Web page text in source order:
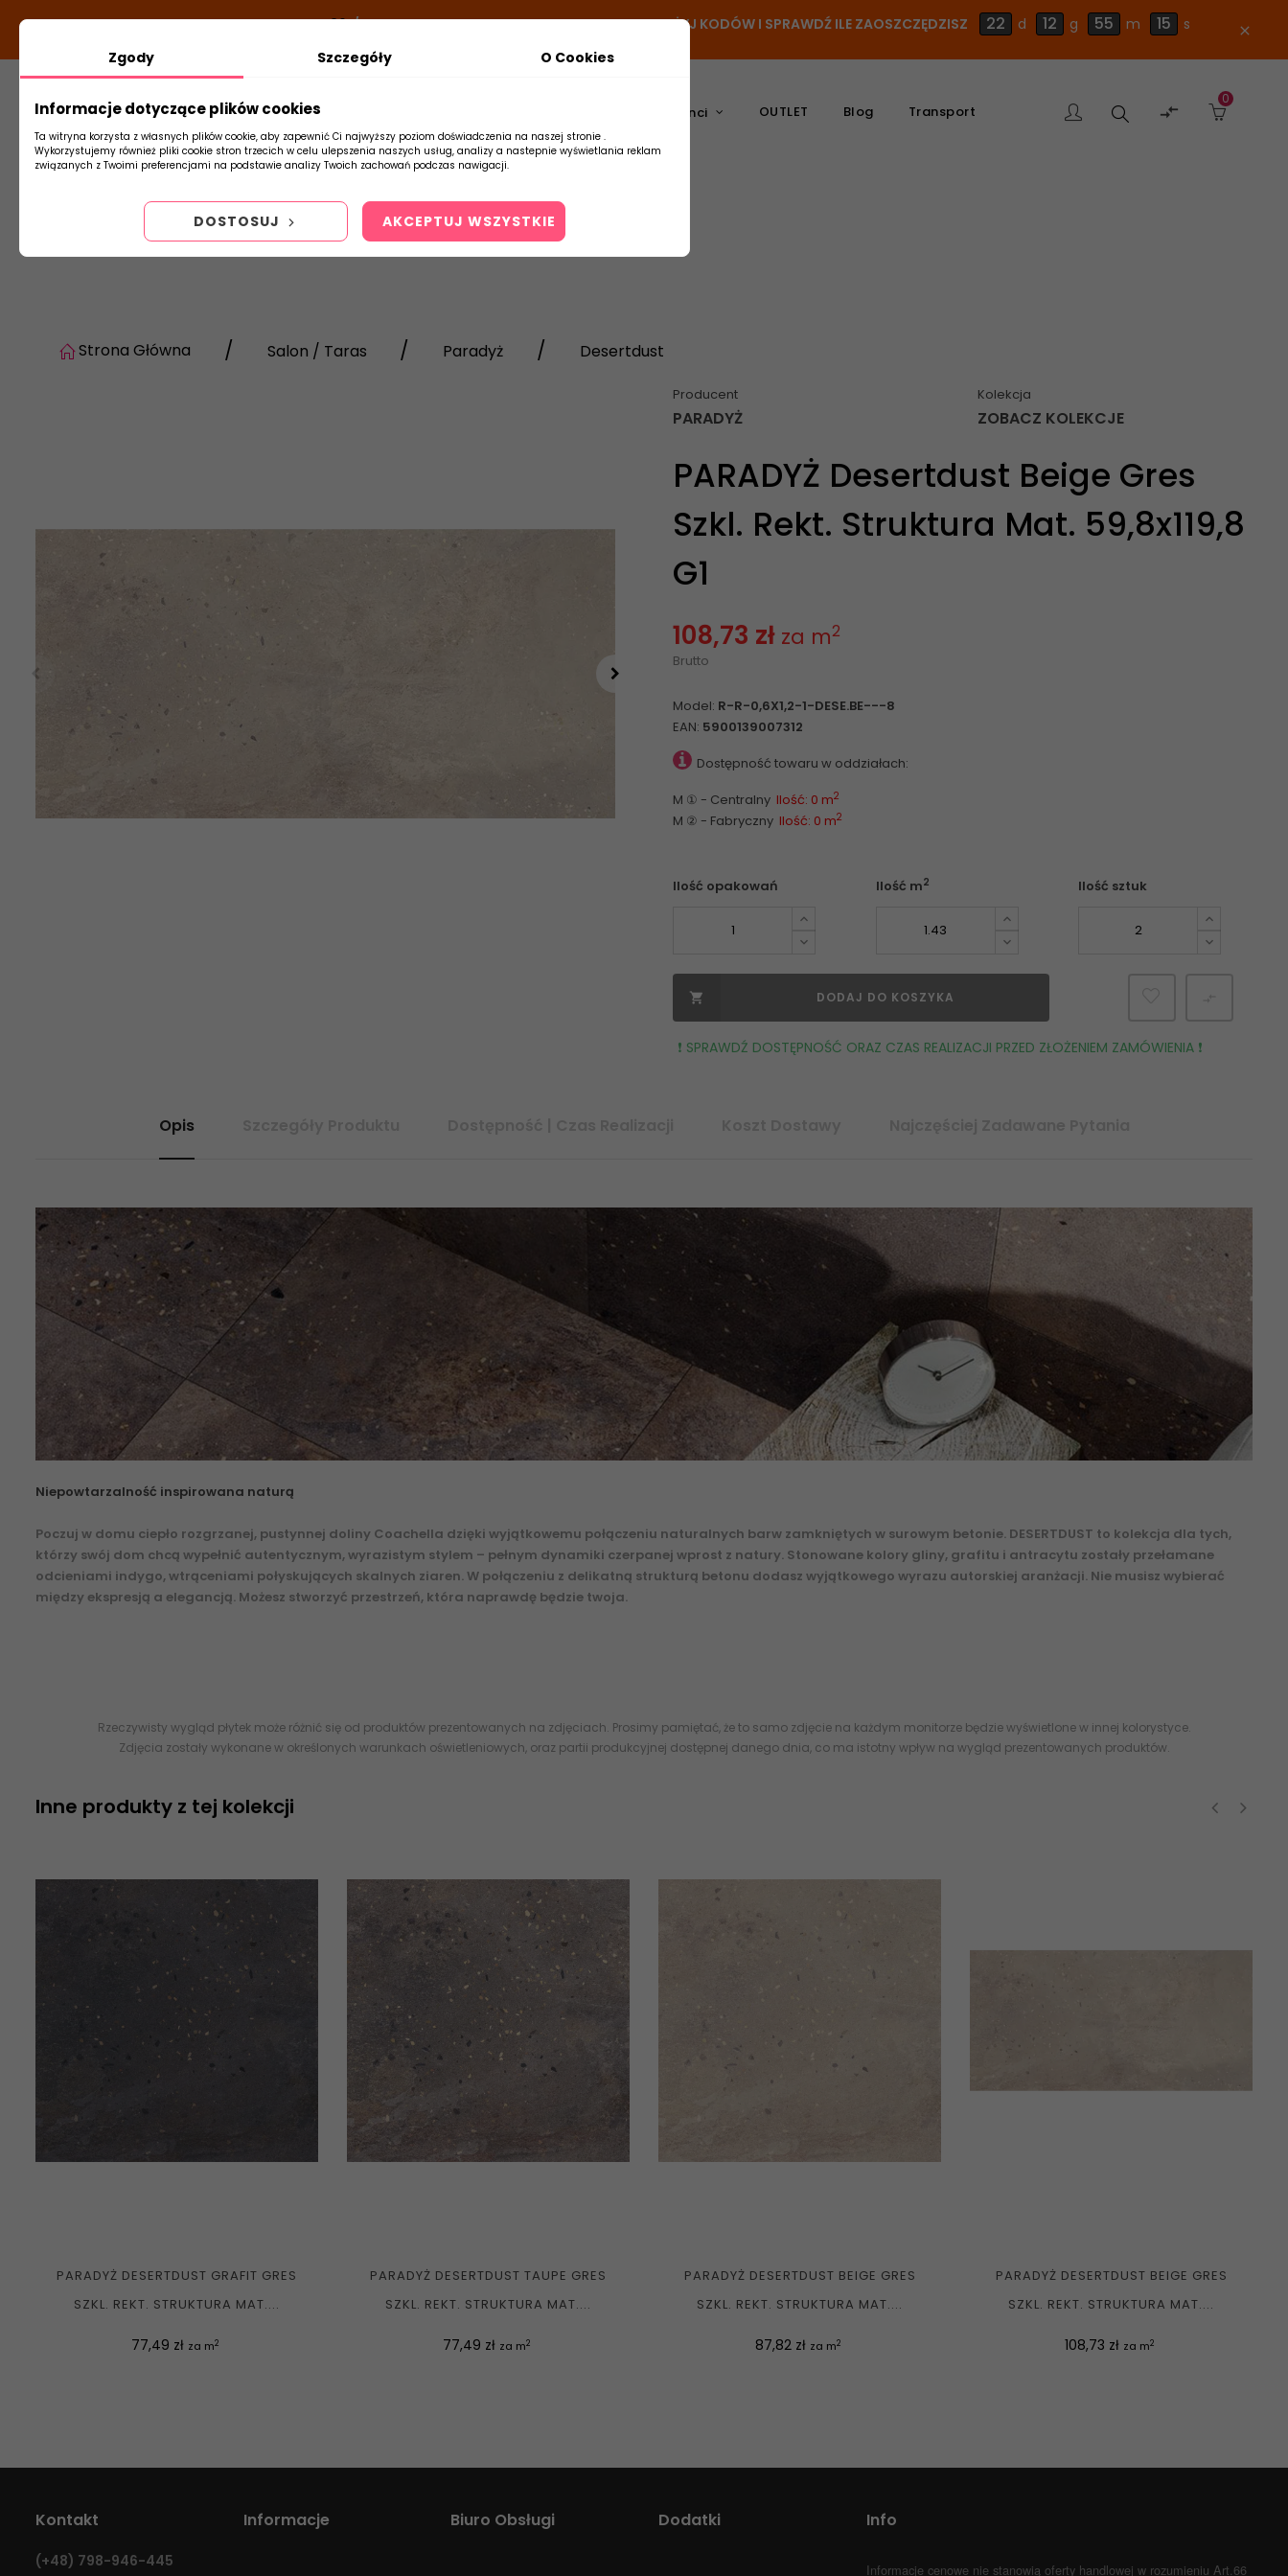
DODATKOWY RABAT Z KODEM:NEWLOOK26/TUBADZIN- DODAJ PRODUKT DO KOSZYKA, UŻYJ KODÓW I SPRAWDŹ ILE ZAOSZCZĘDZISZ 22 d 12 g 55 m 14 s close
Płytki Producenci OUTLET Blog Transport Szukaj 
0
Strona Główna Salon / Taras Paradyż Desertdust
Producent
PARADYŻ
Kolekcja
ZOBACZ KOLEKCJE
PARADYŻ Desertdust Beige Gres
Szkl. Rekt. Struktura Mat. 59,8x119,8
G1
108,73 zł za m2
Brutto
Model: R-R-0,6X1,2-1-DESE.BE---8
EAN: 5900139007312
Dostępność towaru w oddziałach:
M ① - Centralny Ilość: 0 m2
M ② - Fabryczny Ilość: 0 m2
Ilość opakowań Ilość m2 Ilość sztuk
 DODAJ DO KOSZYKA
❗️ SPRAWDŹ DOSTĘPNOŚĆ ORAZ CZAS REALIZACJI PRZED ZŁOŻENIEM ZAMÓWIENIA ❗️
Opis
Niepowtarzalność inspirowana naturą
Poczuj w domu ciepło rozgrzanej, pustynnej doliny Coachella dzięki wyjątkowemu połączeniu naturalnych barw zamkniętych w surowym betonie. DESERTDUST to kolekcja dla tych,
którzy swój dom chcą wypełnić autentycznym, wyrazistym stylem – pełnym dynamiki czerpanej wprost z natury. Stonowane kolory gliny, grafitu i antracytu zostały przełamane
odcieniami indygo, wtrąceniami połyskujących skalnych ziaren. W połączeniu z delikatną strukturą betonu dodasz wyjątkowego wyrazu autorskiej aranżacji. Nie musisz wybierać
między ekspresją a elegancją. Możesz stworzyć przestrzeń, która naprawdę będzie twoja.
Rzeczywisty wygląd płytek może różnić się od produktów prezentowanych na zdjęciach. Prosimy pamiętać, że to samo zdjęcie na każdym monitorze będzie wyświetlone w innej kolorystyce.
Zdjęcia zostały wykonane w określonych warunkach oświetleniowych, oraz partii produkcyjnej dostępnej danego dnia, co ma istotny wpływ na wygląd prezentowanych produktów.
Inne produkty z tej kolekcji
PARADYŻ DESERTDUST GRAFIT GRES
SZKL. REKT. STRUKTURA MAT....
Cena
77,49 zł za m2
PARADYŻ DESERTDUST TAUPE GRES
SZKL. REKT. STRUKTURA MAT....
Cena
77,49 zł za m2
PARADYŻ DESERTDUST BEIGE GRES
SZKL. REKT. STRUKTURA MAT....
Cena
87,82 zł za m2
PARADYŻ DESERTDUST BEIGE GRES
SZKL. REKT. STRUKTURA MAT....
Cena
108,73 zł za m2
Kontakt
(+48) 798-946-445
Informacje Biuro Obsługi Dodatki Info
Informacje cenowe nie stanowią oferty handlowej w rozumieniu Art.66
Zgody Szczegóły O Cookies
Informacje dotyczące plików cookies
Ta witryna korzysta z własnych plików cookie, aby zapewnić Ci najwyższy poziom doświadczenia na naszej stronie .
Wykorzystujemy również pliki cookie stron trzecich w celu ulepszenia naszych usług, analizy a nastepnie wyświetlania reklam
związanych z Twoimi preferencjami na podstawie analizy Twoich zachowań podczas nawigacji.
DOSTOSUJ AKCEPTUJ WSZYSTKIE